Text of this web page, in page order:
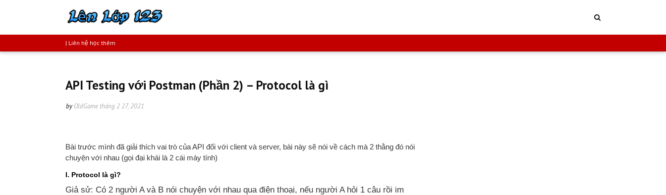
| Liên hệ học thêm
API Testing với Postman (Phần 2) – Protocol là gì
by OldGame tháng 2 27, 2021
Bài trước mình đã giải thích vai trò của API đối với client và server, bài này sẽ nói về cách mà 2 thằng đó nói
chuyện với nhau (gọi đại khái là 2 cái máy tính)
I. Protocol là gì?
Giả sử: Có 2 người A và B nói chuyện với nhau qua điện thoại, nếu người A hỏi 1 câu rồi im